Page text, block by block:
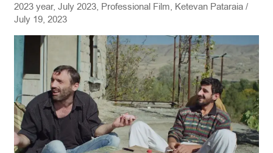
2023 year,July 2023, Professional Film, Ketevan Pataraia /
July 19, 2023
TIME
SPACE